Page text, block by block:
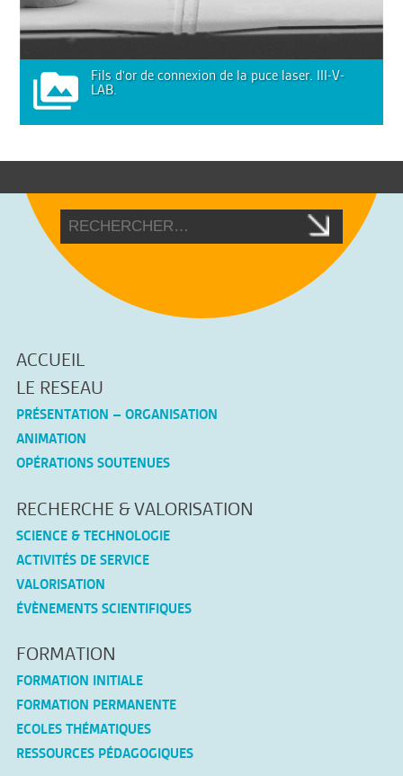
Fils d'or de connexion de la puce laser. III-V-
LAB.
ACCUEIL
LE RESEAU
PRÉSENTATION – ORGANISATION
ANIMATION
OPÉRATIONS SOUTENUES
RECHERCHE & VALORISATION
SCIENCE & TECHNOLOGIE
ACTIVITÉS DE SERVICE
VALORISATION
ÉVÈNEMENTS SCIENTIFIQUES
FORMATION
FORMATION INITIALE
FORMATION PERMANENTE
ECOLES THÉMATIQUES
RESSOURCES PÉDAGOGIQUES